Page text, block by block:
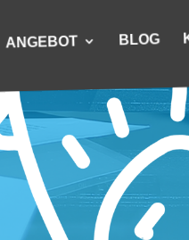
ANGEBOT BLOG